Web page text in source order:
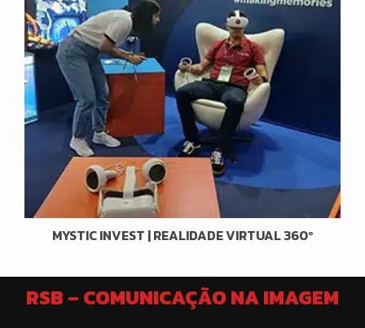
MYSTIC INVEST | REALIDADE VIRTUAL 360º
RSB – COMUNICAÇÃO NA IMAGEM